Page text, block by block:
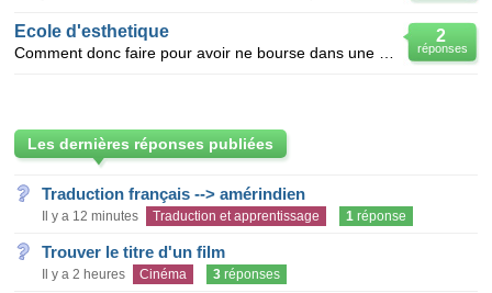
2
réponses
Ecole d'esthetique
Les dernières réponses publiées
Traduction français --> amérindien
Il y a 12 minutes Traduction et apprentissage 1 réponse
Trouver le titre d'un film
Il y a 2 heures Cinéma 3 réponses